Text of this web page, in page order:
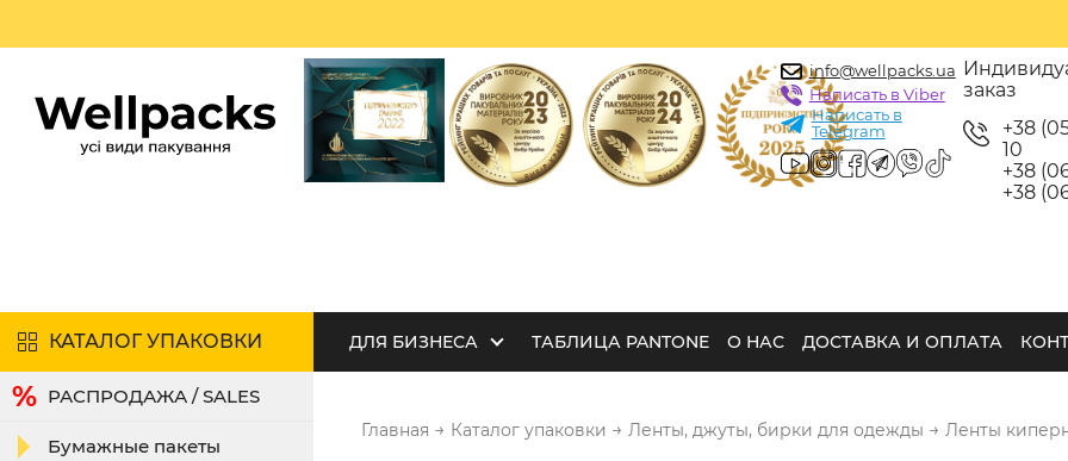
info@wellpacks.ua
Написать в Viber
Написать в
Telegram
заказ
+38
10
+38
+38
КАТАЛОГ УПАКОВКИ ДЛЯ БИЗНЕСА ТАБЛИЦА PANTONE О НАС ДОСТАВКА И ОПЛАТА
РАСПРОДАЖА / SALES
Бумажные пакеты
Главная → Каталог упаковки → Ленты, джуты, бирки для одежды → Ленты